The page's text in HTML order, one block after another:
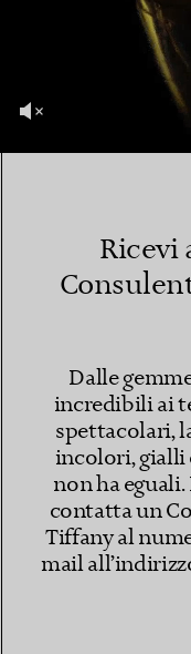
Ricevi
Dalle
incredibili ai
spettacolari,
incolori, gialli
non ha
contatta un
Tiffany al
mail